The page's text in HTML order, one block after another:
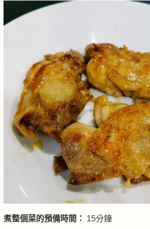
煮整個菜的預備時間： 15分鐘